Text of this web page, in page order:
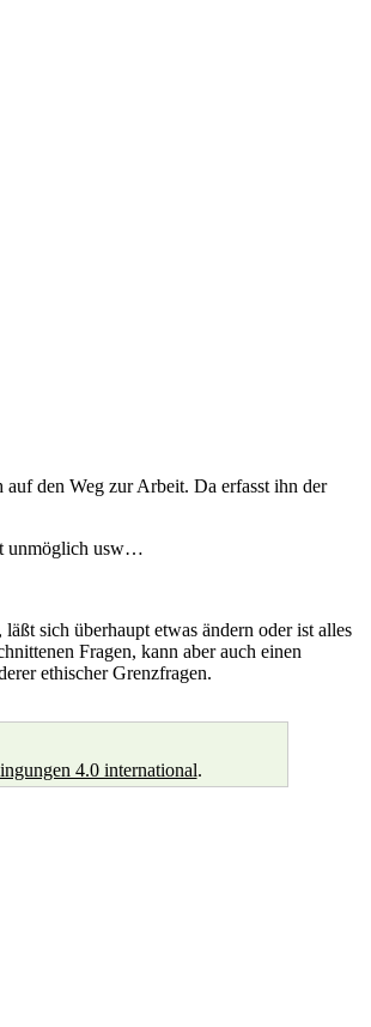
den Weg zur Arbeit. Da erfasst ihn der
unmöglich usw…
sich überhaupt etwas ändern oder ist alles
Fragen, kann aber auch einen
ethischer Grenzfragen.
4.0 international.